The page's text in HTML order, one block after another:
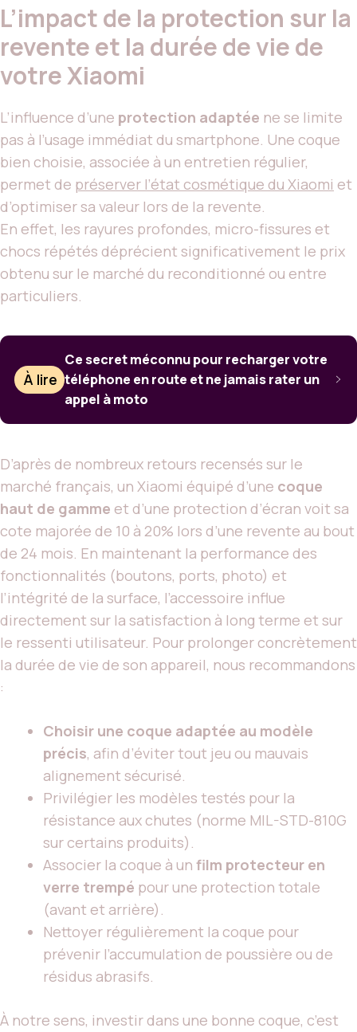
L’impact de la protection sur la
revente et la durée de vie de
votre Xiaomi
L’influence d’une protection adaptée ne se limite
pas à l’usage immédiat du smartphone. Une coque
bien choisie, associée à un entretien régulier,
permet de préserver l’état cosmétique du Xiaomi et
d’optimiser sa valeur lors de la revente.
En effet, les rayures profondes, micro-fissures et
chocs répétés déprécient significativement le prix
obtenu sur le marché du reconditionné ou entre
particuliers.
À lire
Ce secret méconnu pour recharger votre
téléphone en route et ne jamais rater un
appel à moto
D’après de nombreux retours recensés sur le
marché français, un Xiaomi équipé d’une coque
haut de gamme et d’une protection d’écran voit sa
cote majorée de 10 à 20% lors d’une revente au bout
de 24 mois. En maintenant la performance des
fonctionnalités (boutons, ports, photo) et
l’intégrité de la surface, l’accessoire influe
directement sur la satisfaction à long terme et sur
le ressenti utilisateur. Pour prolonger concrètement
la durée de vie de son appareil, nous recommandons
:
Choisir une coque adaptée au modèle
précis, afin d’éviter tout jeu ou mauvais
alignement sécurisé.
Privilégier les modèles testés pour la
résistance aux chutes (norme MIL-STD-810G
sur certains produits).
Associer la coque à un film protecteur en
verre trempé pour une protection totale
(avant et arrière).
Nettoyer régulièrement la coque pour
prévenir l’accumulation de poussière ou de
résidus abrasifs.
À notre sens, investir dans une bonne coque, c’est